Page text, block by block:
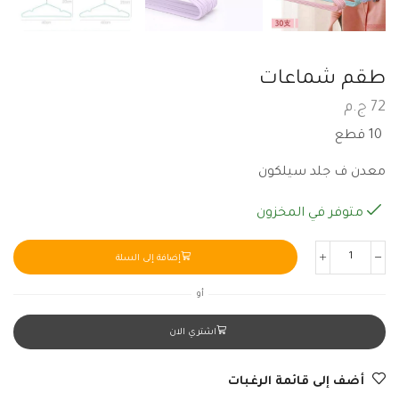
طقم شماعات
72 ج.م
معدن ف جلد سيلكون
متوفر في المخزون
إضافة إلى السلة
أو
اشتري الان
أضف إلى قائمة الرغبات